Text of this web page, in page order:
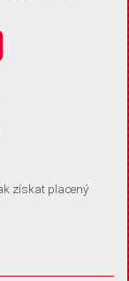
žádné informace
o souhlas s
a
abychom se
upravit ve Správě
získat placený